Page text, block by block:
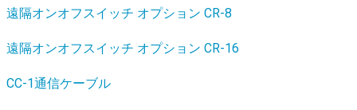
遠隔オンオフスイッチ オプション CR-8
遠隔オンオフスイッチ オプション CR-16
CC-1通信ケーブル